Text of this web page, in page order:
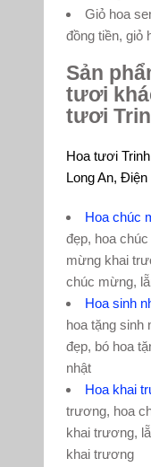
Giỏ hoa
đồng tiền,
Sản
tươi
tươi
Hoa tươi
Long An,
Hoa chúc
đẹp, hoa
mừng khai
chúc mừng,
Hoa sinh
hoa tặng sinh
đẹp, bó hoa
nhật
Hoa khai
trương, hoa
khai trương,
khai trương